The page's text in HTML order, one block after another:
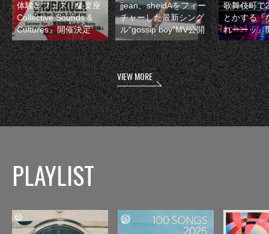
体験型フェス『集楽座
Collective Sounds &
Cultures』開催決定
jjean、sheidAをフィー
チャーした最新シング
ル“gossip boy”MV公開
歌舞伎町で
とかする『
れーーッ』
VIEW MORE
PLAYLIST